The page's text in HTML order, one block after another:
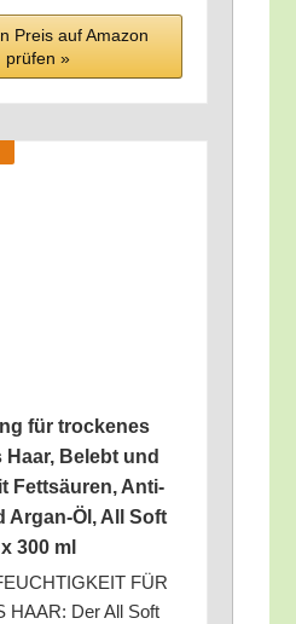
Preis auf Ama­zon
prü­fen »
für tro­cke­nes
Belebt und
Fett­säu­ren, Anti­
Argan-Öl, All Soft
300 ml
FÜR
HAAR: Der All Soft